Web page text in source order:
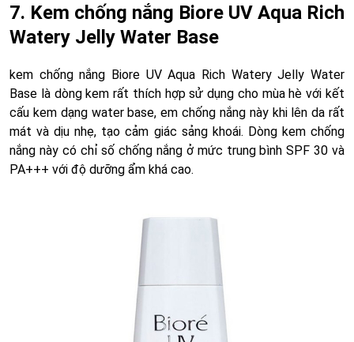
7. Kem chống nắng Biore UV Aqua Rich
Watery Jelly Water Base
kem chống nắng Biore UV Aqua Rich Watery Jelly Water
Base là dòng kem rất thích hợp sử dụng cho mùa hè với kết
cấu kem dạng water base, em chống nắng này khi lên da rất
mát và dịu nhẹ, tạo cảm giác sảng khoái. Dòng kem chống
nắng này có chỉ số chống nắng ở mức trung bình SPF 30 và
PA+++ với độ dưỡng ẩm khá cao.